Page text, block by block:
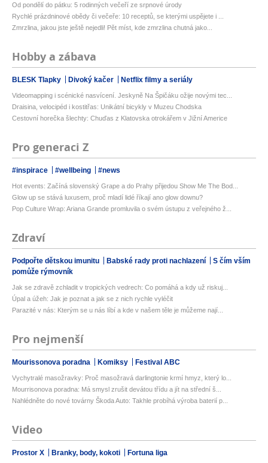
Od pondělí do pátku: 5 rodinných večeří ze srpnové úrody
Rychlé prázdninové obědy či večeře: 10 receptů, se kterými uspějete i ...
Zmrzlina, jakou jste ještě nejedli! Pět míst, kde zmrzlina chutná jako...
Hobby a zábava
BLESK Tlapky Divoký kačer Netflix filmy a seriály
Videomapping i scénické nasvícení. Jeskyně Na Špičáku ožije novými tec...
Draisina, velocipéd i kostitřas: Unikátní bicykly v Muzeu Chodska
Cestovní horečka šlechty: Chuďas z Klatovska otrokářem v Jižní Americe
Pro generaci Z
#inspirace #wellbeing #news
Hot events: Začíná slovenský Grape a do Prahy přijedou Show Me The Bod...
Glow up se stává luxusem, proč mladí lidé říkají ano glow downu?
Pop Culture Wrap: Ariana Grande promluvila o svém ústupu z veřejného ž...
Zdraví
Podpořte dětskou imunitu Babské rady proti nachlazení
S čím vším
pomůže rýmovník
Jak se zdravě zchladit v tropických vedrech: Co pomáhá a kdy už riskuj...
Úpal a úžeh: Jak je poznat a jak se z nich rychle vyléčit
Parazité v nás: Kterým se u nás líbí a kde v našem těle je můžeme nají...
Pro nejmenší
Mourissonova poradna Komiksy Festival ABC
Vychytralé masožravky: Proč masožravá darlingtonie krmí hmyz, který lo...
Mourrisonova poradna: Má smysl zrušit devátou třídu a jít na střední š...
Nahlédněte do nové továrny Škoda Auto: Takhle probíhá výroba baterií p...
Video
Prostor X Branky, body, kokoti Fortuna liga